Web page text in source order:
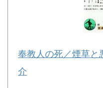
奉教人の死／煙草と
介